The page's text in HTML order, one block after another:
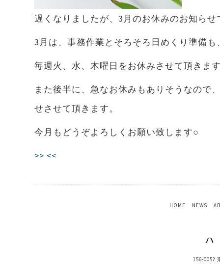
遅くなりましたが、3月のお休みのお知らせ
3月は、事務作業とそろそろ日めくり準備も
毎週火、水、木曜日をお休みさせて頂きま
また後半に、急なお休みもありそうなので
せさせて頂きます。
今月もどうぞよろしくお願い致します○
>> <<
HOME NEWS
156-0052